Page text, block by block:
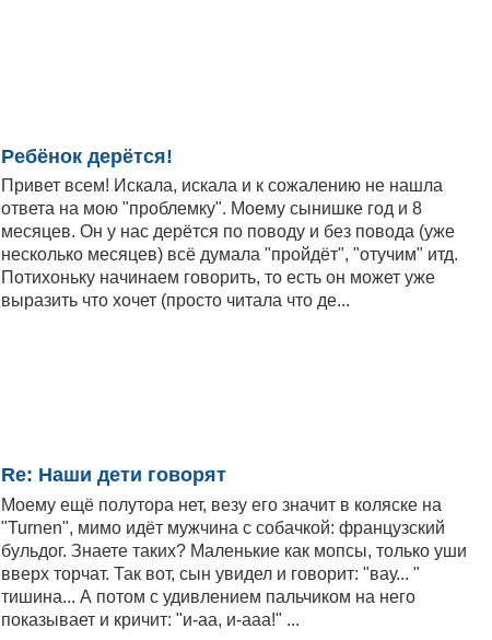
Ребёнок дерётся!
Привет всем! Искала, искала и к сожалению не нашла
ответа на мою "проблемку". Моему сынишке год и 8
месяцев. Он у нас дерётся по поводу и без повода (уже
несколько месяцев) всё думала "пройдёт", "отучим" итд.
Потихоньку начинаем говорить, то есть он может уже
выразить что хочет (просто читала что де...
Re: Наши дети говорят
Моему ещё полутора нет, везу его значит в коляске на
"Turnen", мимо идёт мужчина с собачкой: французский
бульдог. Знаете таких? Маленькие как мопсы, только уши
вверх торчат. Так вот, сын увидел и говорит: "вау... "
тишина... А потом с удивлением пальчиком на него
показывает и кричит: "и-аа, и-ааа!" ...